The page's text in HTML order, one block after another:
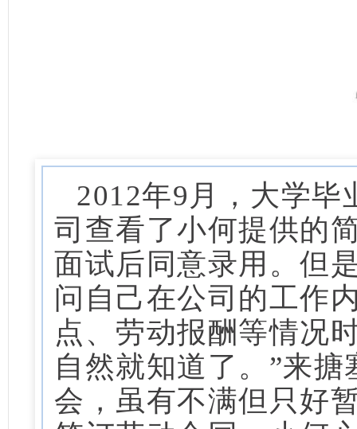
2012年9月，大学
司查看了小何提供的
面试后同意录用。但
问自己在公司的工作
点、劳动报酬等情况
自然就知道了。 ”来搪
会，虽有不满但只好